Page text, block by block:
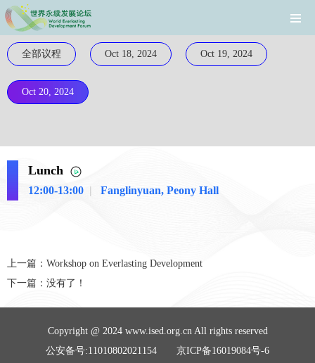
全部议程 Oct 18, 2024 Oct 19, 2024
Oct 20, 2024
Lunch
12:00-13:00 | Fanglinyuan, Peony Hall
上一篇： Workshop on Everlasting Development
下一篇：没有了！
Copyright @ 2024 www.ised.org.cn All rights reserved
公安备号:11010802021154 京ICP备16019084号-6